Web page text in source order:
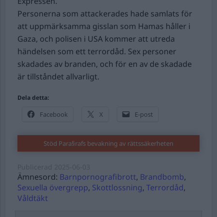
Personerna som attackerades hade samlats för
att uppmärksamma gisslan som Hamas håller i
Gaza, och polisen i USA kommer att utreda
händelsen som ett terrordåd. Sex personer
skadades av branden, och för en av de skadade
är tillståndet allvarligt.
Dela detta:
Facebook X E-post
Stöd Para§rafs bevakning av rättssäkerheten
Ämnesord: Barnpornografibrott, Brandbomb,
Sexuella övergrepp, Skottlossning, Terrordåd,
Våldtäkt